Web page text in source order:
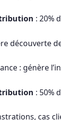
: 20%
découverte
: génère
: 50%
cas